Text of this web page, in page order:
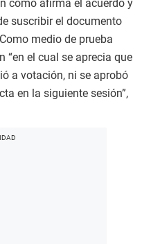
como afirma el acuerdo y
suscribir el documento
medio de prueba
“en el cual se aprecia que
a votación, ni se aprobó
en la siguiente sesión”,